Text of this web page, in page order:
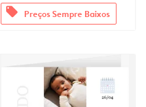
offers Preços Sempre Baixos